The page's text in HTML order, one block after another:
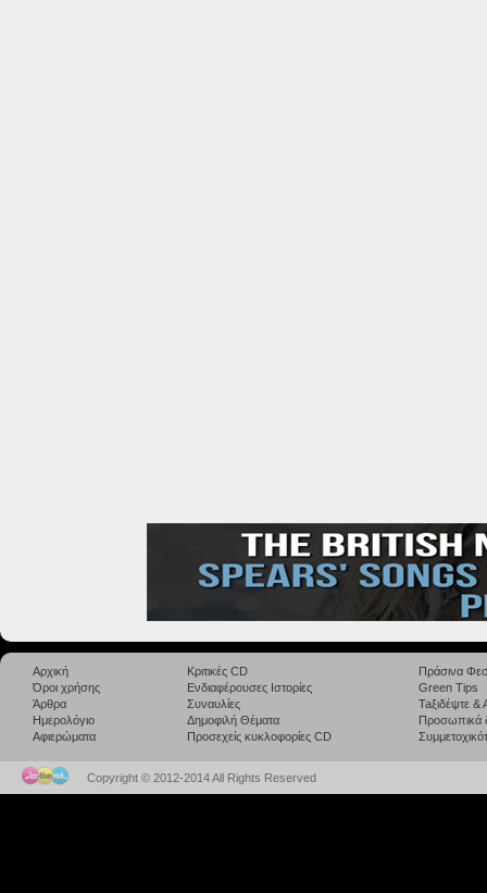
Αρχική
Όροι χρήσης
Άρθρα
Ημερολόγιο
Αφιερώματα
Κριτικές CD
Ενδιαφέρουσες Ιστορίες
Συναυλίες
Δημοφιλή Θέματα
Προσεχείς κυκλοφορίες CD
Πράσινα
Green Tips
Taξιδέψτε
Προσωπικά
Copyright © 2012-2014 All Rights Reserved